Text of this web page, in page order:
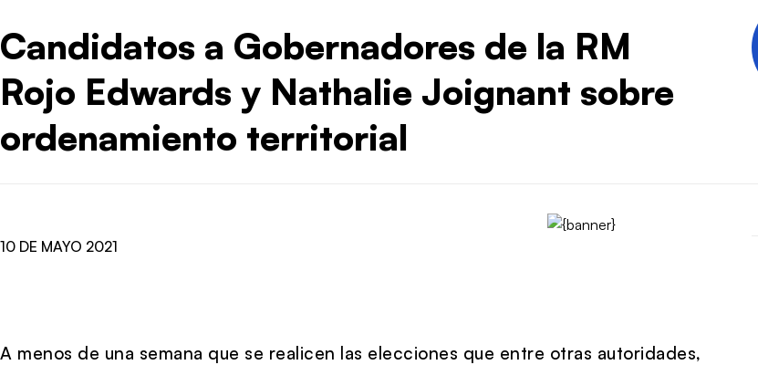
Candidatos a Gobernadores de la RM
Rojo Edwards y Nathalie Joignant sobre
ordenamiento territorial
10 DE MAYO 2021
A menos de una semana que se realicen las elecciones que entre otras autoridades,